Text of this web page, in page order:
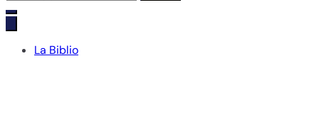
La Biblio